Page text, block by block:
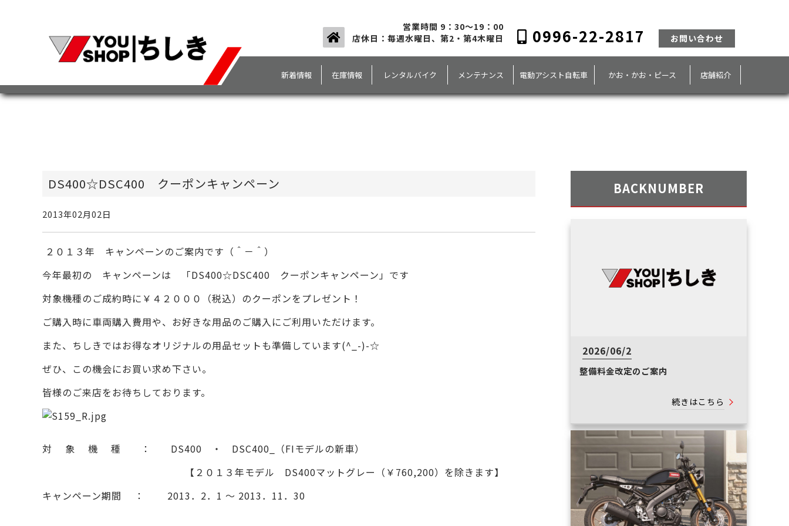
営業時間 9：30～19：00
店休日：毎週水曜日、第2・第4木曜日
0996-22-2817 お問い合わせ
新着情報 在庫情報 レンタルバイク メンテナンス 電動アシスト自転車 かお・かお・ピース 店舗紹介
DS400☆DSC400 クーポンキャンペーン
2013年02月02日
２０１３年 キャンペーンのご案内です（＾－＾）
今年最初の キャンペーンは 「DS400☆DSC400 クーポンキャンペーン」です
対象機種のご成約時に￥４２０００（税込）のクーポンをプレゼント！
ご購入時に車両購入費用や、お好きな用品のご購入にご利用いただけます。
また、ちしきではお得なオリジナルの用品セットも準備しています(^_-)-☆
ぜひ、この機会にお買い求め下さい。
皆様のご来店をお待ちしております。
対 象 機 種 ： DS400 ・ DSC400_（FIモデルの新車）
【２０１３年モデル DS400マットグレー（￥760,200）を除きます】
キャンペーン期間 ： 2013．2．1 ～ 2013．11．30
BACKNUMBER
2026/06/2
整備料金改定のご案内
続きはこちら